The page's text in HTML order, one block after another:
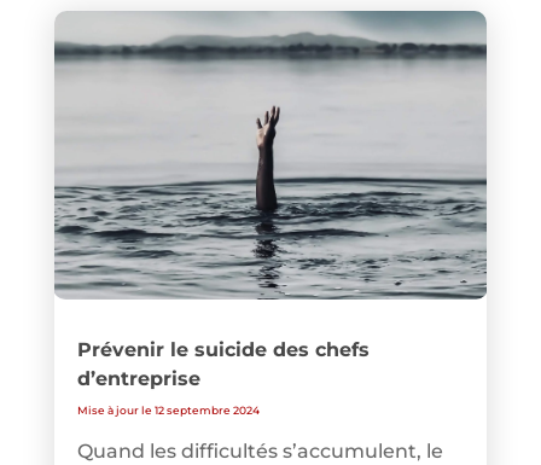
Prévenir le suicide des chefs
d’entreprise
Mise à jour le 12 septembre 2024
Quand les difficultés s’accumulent, le